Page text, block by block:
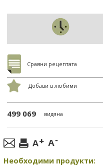
Сравни рецептата
Добави в любими
499 069 видяна
Необходими продукти: